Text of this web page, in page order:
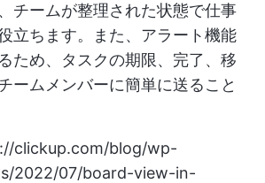
チームが整理された状態で仕事
立ちます。また、アラート機能
ため、タスクの期限、完了、移
ームメンバーに簡単に送ること
clickup.com/blog/wp-
2022/07/board-view-in-